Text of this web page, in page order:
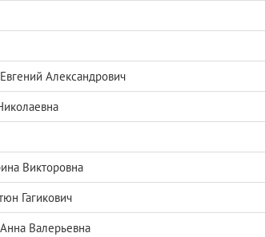
Александрович
Викторовна
Гагикович
Валерьевна